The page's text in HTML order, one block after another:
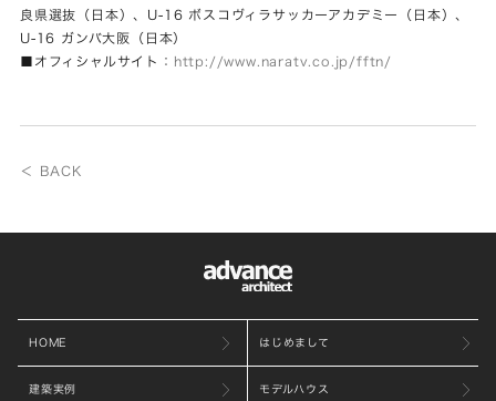
良県選抜（日本）、U-16 ボスコヴィラサッカーアカデミー（日本）、
U-16 ガンバ大阪（日本）
■オフィシャルサイト： http://www.naratv.co.jp/fftn/
＜ BACK
HOME はじめまして
建築実例 モデルハウス